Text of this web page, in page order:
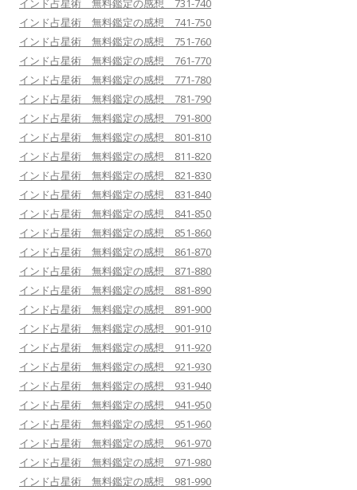
インド占星術 無料鑑定の感想 731-740
インド占星術 無料鑑定の感想 741-750
インド占星術 無料鑑定の感想 751-760
インド占星術 無料鑑定の感想 761-770
インド占星術 無料鑑定の感想 771-780
インド占星術 無料鑑定の感想 781-790
インド占星術 無料鑑定の感想 791-800
インド占星術 無料鑑定の感想 801-810
インド占星術 無料鑑定の感想 811-820
インド占星術 無料鑑定の感想 821-830
インド占星術 無料鑑定の感想 831-840
インド占星術 無料鑑定の感想 841-850
インド占星術 無料鑑定の感想 851-860
インド占星術 無料鑑定の感想 861-870
インド占星術 無料鑑定の感想 871-880
インド占星術 無料鑑定の感想 881-890
インド占星術 無料鑑定の感想 891-900
インド占星術 無料鑑定の感想 901-910
インド占星術 無料鑑定の感想 911-920
インド占星術 無料鑑定の感想 921-930
インド占星術 無料鑑定の感想 931-940
インド占星術 無料鑑定の感想 941-950
インド占星術 無料鑑定の感想 951-960
インド占星術 無料鑑定の感想 961-970
インド占星術 無料鑑定の感想 971-980
インド占星術 無料鑑定の感想 981-990